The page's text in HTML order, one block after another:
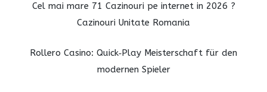
Cel mai mare 71 Cazinouri pe internet in 2026 ?
Cazinouri Unitate Romania
Rollero Casino: Quick‑Play Meisterschaft für den
modernen Spieler